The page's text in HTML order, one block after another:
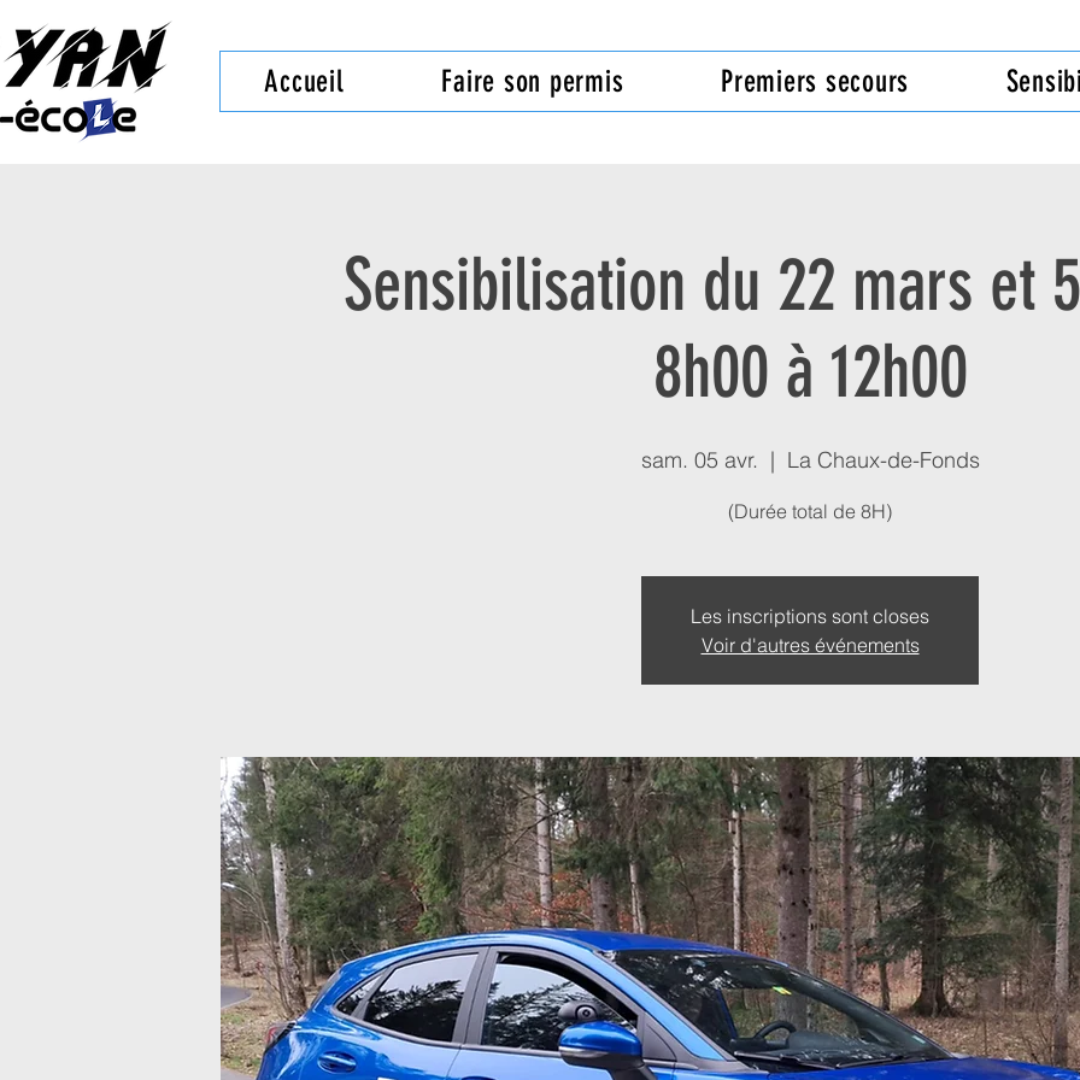
Accueil Faire son permis Premiers secours
Sensibilisation du 22 mars et
8h00 à 12h00
sam. 05 avr.
  |
La Chaux-de-Fonds
(Durée total de 8H)
Les inscriptions sont closes
Voir d'autres événements